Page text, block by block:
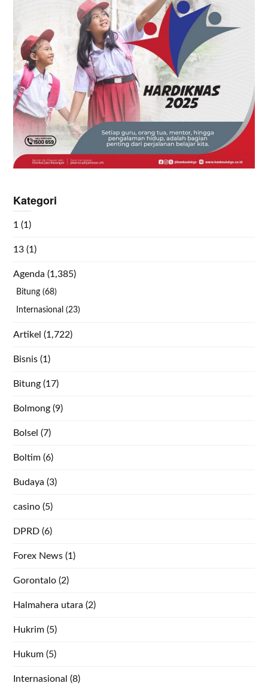
Kategori
1 (1)
13 (1)
Agenda (1,385)
Bitung (68)
Internasional (23)
Artikel (1,722)
Bisnis (1)
Bitung (17)
Bolmong (9)
Bolsel (7)
Boltim (6)
Budaya (3)
casino (5)
DPRD (6)
Forex News (1)
Gorontalo (2)
Halmahera utara (2)
Hukrim (5)
Hukum (5)
Internasional (8)